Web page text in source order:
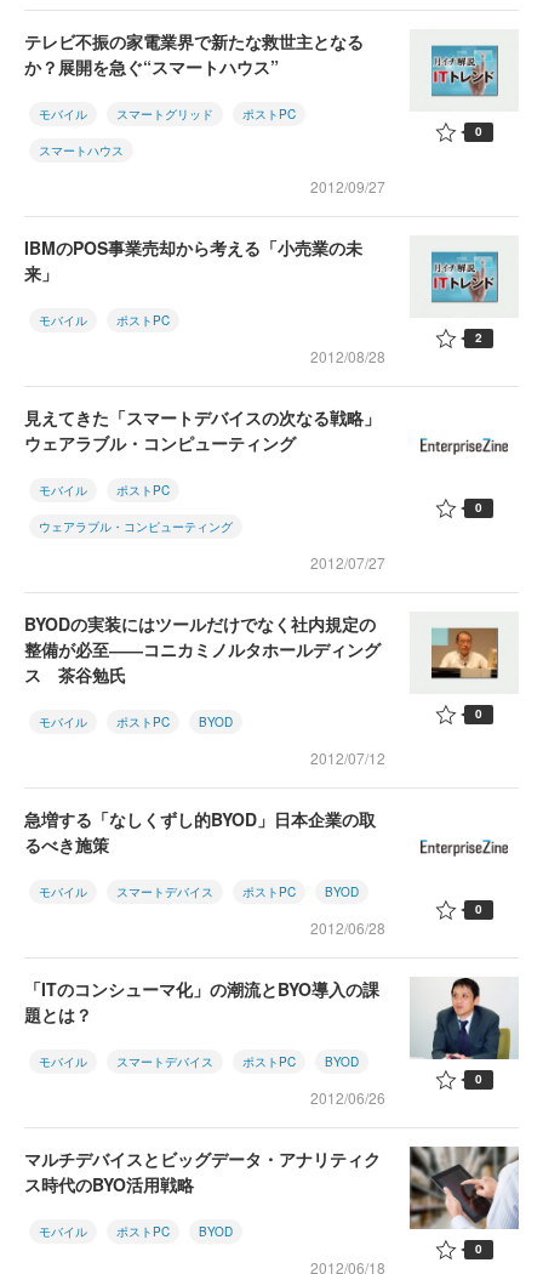
テレビ不振の家電業界で新たな救世主となる
か？展開を急ぐ“スマートハウス”
モバイル スマートグリッド ポストPC
スマートハウス
2012/09/27
0
IBMのPOS事業売却から考える「小売業の未
来」
モバイル ポストPC
2012/08/28
2
見えてきた「スマートデバイスの次なる戦略」
ウェアラブル・コンピューティング
モバイル ポストPC
ウェアラブル・コンピューティング
2012/07/27
0
BYODの実装にはツールだけでなく社内規定の
整備が必至――コニカミノルタホールディング
ス 茶谷勉氏
モバイル ポストPC BYOD
2012/07/12
0
急増する「なしくずし的BYOD」日本企業の取
るべき施策
モバイル スマートデバイス ポストPC BYOD
2012/06/28
0
「ITのコンシューマ化」の潮流とBYO導入の課
題とは？
モバイル スマートデバイス ポストPC BYOD
2012/06/26
0
マルチデバイスとビッグデータ・アナリティク
ス時代のBYO活用戦略
モバイル ポストPC BYOD
2012/06/18
0